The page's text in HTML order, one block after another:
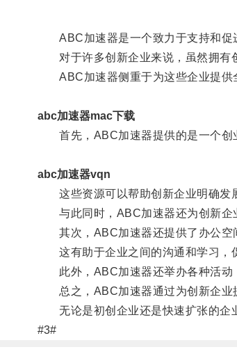
ABC加速器是一个致力于支持和促
对于许多创新企业来说，虽然拥有
ABC加速器侧重于为这些企业提供
abc加速器mac下载
首先，ABC加速器提供的是一个创
abc加速器vqn
这些资源可以帮助创新企业明确发
与此同时，ABC加速器还为创新企
其次，ABC加速器还提供了办公空
这有助于企业之间的沟通和学习，
此外，ABC加速器还举办各种活动
总之，ABC加速器通过为创新企业
无论是初创企业还是快速扩张的企
#3#